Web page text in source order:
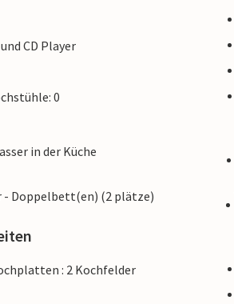
CD Player
0
in der Küche
- Doppelbett(en) (2 plätze)
: 2 Kochfelder